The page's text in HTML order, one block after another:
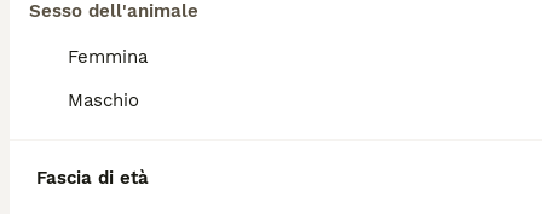
Sesso dell'animale
Femmina
Maschio
Fascia di età
razza pura in Italia è di circa 434€ ,anche se
come il pedigree, la reputazione
Quali sono i difetti del
cocker?